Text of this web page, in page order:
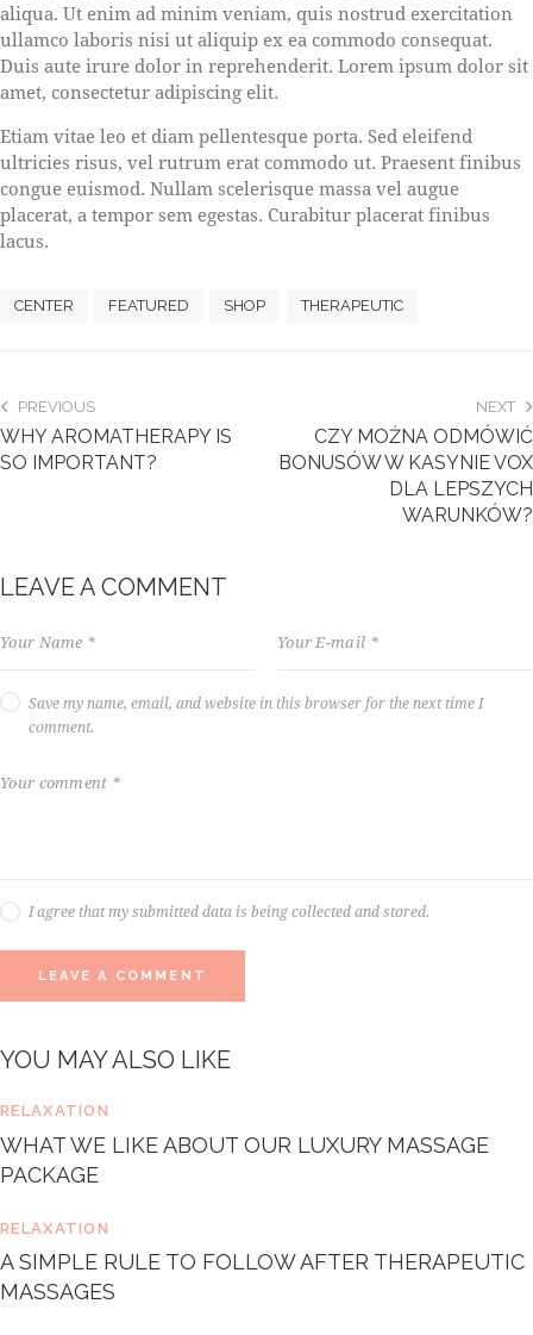
t
c
l
i
a
k
a
d
t
o
e
K
e
aliqua. Ut enim ad minim veniam, quis nostrud exercitation
ullamco laboris nisi ut aliquip ex ea commodo consequat.
Duis aute irure dolor in reprehenderit. Lorem ipsum dolor sit
amet, consectetur adipiscing elit.
Etiam vitae leo et diam pellentesque porta. Sed eleifend
ultricies risus, vel rutrum erat commodo ut. Praesent finibus
congue euismod. Nullam scelerisque massa vel augue
placerat, a tempor sem egestas. Curabitur placerat finibus
lacus.
CENTER FEATURED SHOP THERAPEUTIC
PREVIOUS
WHY AROMATHERAPY IS
SO IMPORTANT?
NEXT
CZY MOŻNA ODMÓWIĆ
BONUSÓW W KASYNIE VOX
DLA LEPSZYCH
WARUNKÓW?
LEAVE A COMMENT
Save my name, email, and website in this browser for the next time I
comment.
I agree that my submitted data is being collected and stored.
YOU MAY ALSO LIKE
RELAXATION
WHAT WE LIKE ABOUT OUR LUXURY MASSAGE
PACKAGE
RELAXATION
A SIMPLE RULE TO FOLLOW AFTER THERAPEUTIC
MASSAGES